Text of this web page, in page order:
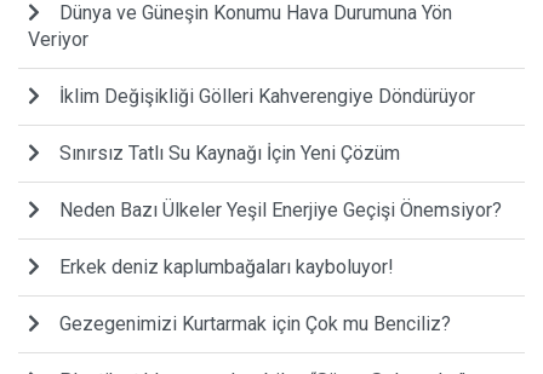
Dünya ve Güneşin Konumu Hava Durumuna Yön
Veriyor
İklim Değişikliği Gölleri Kahverengiye Döndürüyor
Sınırsız Tatlı Su Kaynağı İçin Yeni Çözüm
Neden Bazı Ülkeler Yeşil Enerjiye Geçişi Önemsiyor?
Erkek deniz kaplumbağaları kayboluyor!
Gezegenimizi Kurtarmak için Çok mu Benciliz?